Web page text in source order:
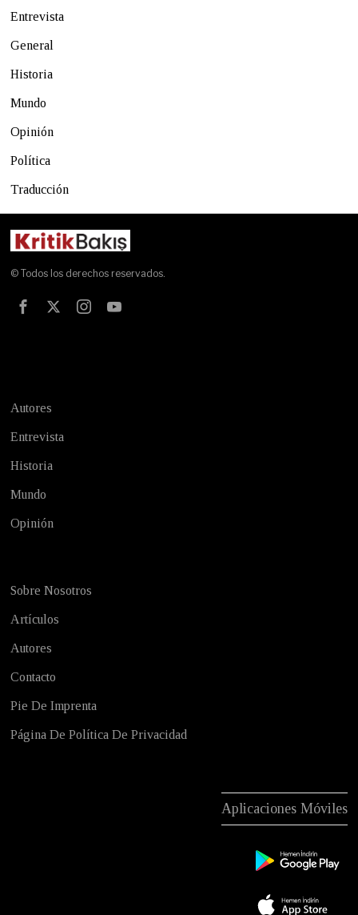
Entrevista
General
Historia
Mundo
Opinión
Política
Traducción
© Todos los derechos reservados.
Autores
Entrevista
Historia
Mundo
Opinión
Sobre Nosotros
Artículos
Autores
Contacto
Pie De Imprenta
Página De Política De Privacidad
Aplicaciones Móviles